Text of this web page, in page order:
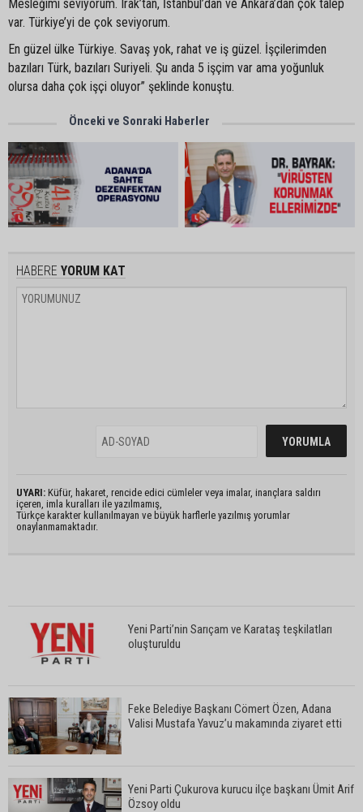
Mesleğimi seviyorum. Irak’tan, İstanbul’dan ve Ankara’dan çok talep
var. Türkiye’yi de çok seviyorum.
En güzel ülke Türkiye. Savaş yok, rahat ve iş güzel. İşçilerimden
bazıları Türk, bazıları Suriyeli. Şu anda 5 işçim var ama yoğunluk
olursa daha çok işçi oluyor” şeklinde konuştu.
Önceki ve Sonraki Haberler
HABERE YORUM KAT
UYARI: Küfür, hakaret, rencide edici cümleler veya imalar, inançlara saldırı
içeren, imla kuralları ile yazılmamış,
Türkçe karakter kullanılmayan ve büyük harflerle yazılmış yorumlar
onaylanmamaktadır.
Yeni Parti’nin Sarıçam ve Karataş teşkilatları
oluşturuldu
Feke Belediye Başkanı Cömert Özen, Adana
Valisi Mustafa Yavuz’u makamında ziyaret etti
Yeni Parti Çukurova kurucu ilçe başkanı Ümit Arif
Özsoy oldu